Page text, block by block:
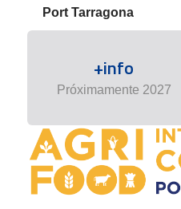
Port Tarragona
+info
Próximamente 2027